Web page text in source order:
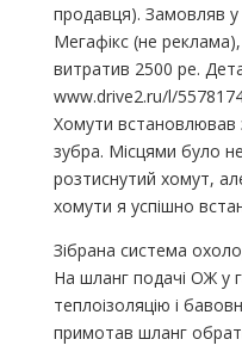
продавця). Замовляв у
Мегафікс (не
витратив 2500 ре.
www.drive2.ru/l/
Хомути
зубра. Місцями було
розтиснутий хомут,
хомути я успішно
Зібрана система
На шланг подачі ОЖ у
теплоізоляцію і
примотав шланг